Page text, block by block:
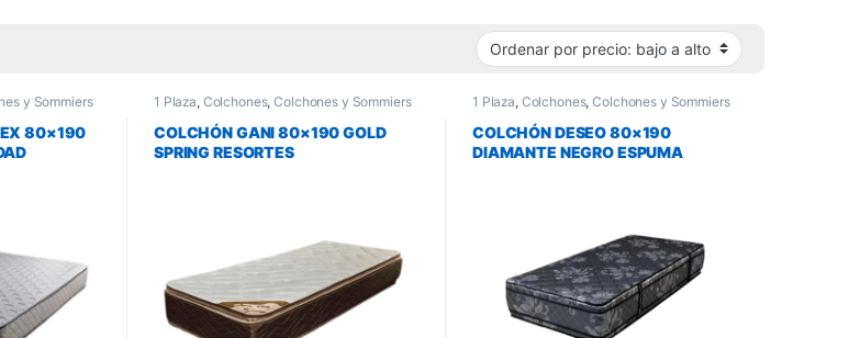
y Sommiers
80×190
1 Plaza, Colchones,Colchones y Sommiers
COLCHÓN GANI 80×190 GOLD
SPRING RESORTES
1 Plaza, Colchones,Colchones y Sommiers
COLCHÓN DESEO 80×190
DIAMANTE NEGRO ESPUMA